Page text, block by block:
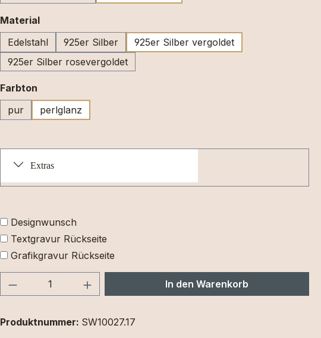
Materialauswählen
Edelstahl
925er Silber
925er Silber vergoldet
925er Silber rosevergoldet
Farbton
pur
perlglanz
Extras
Designwunsch
Textgravur Rückseite
Grafikgravur Rückseite
Produkt Anzahl: Gib den gewünschten Wert
In den Warenkorb
Produktnummer: SW10027.17